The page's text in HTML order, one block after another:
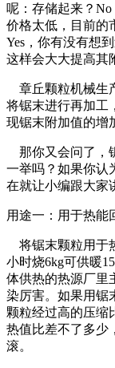
呢：存储起来？
价格太低，目前的
Yes，你有没有想
这样会大大提高其
章丘颗粒机械生
将锯末进行再加工
现锯末附加值的增
那你又会问了，
一举吗？如果你认
在就让小编跟大家
用途一：用于热能
将锯末颗粒用于
小时烧6kg可供暖
体供热的热源厂里
染厉害。如果用锯
颗粒经过高的压缩
热值比差不了多少
滚。